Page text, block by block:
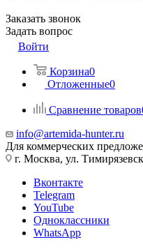
Заказать звонок
Задать вопрос
Войти
Корзина0
Отложенные0
Сравнение товаров
info@artemida-hunter.ru
Для коммерческих
г. Москва, ул.
Вконтакте
Telegram
YouTube
Одноклассники
WhatsApp